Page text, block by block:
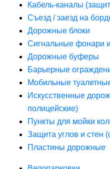
Кабель-каналы
Съезд / заезд на
Дорожные блоки
Сигнальные фонари
Дорожные буферы
Барьерные
Мобильные
Искусственные
полицейские)
Пункты для мойки
Защита углов и стен
Пластины дорожные